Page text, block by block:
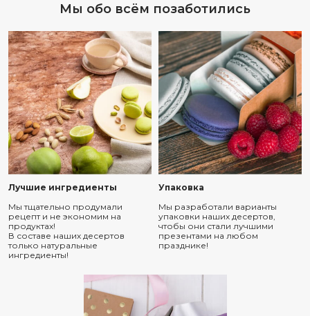
Мы обо всём позаботились
Лучшие ингредиенты
Мы тщательно продумали
рецепт и не экономим на
продуктах!
В составе наших десертов
только натуральные
ингредиенты!
Упаковка
Мы разработали варианты
упаковки наших десертов,
чтобы они стали лучшими
презентами на любом
празднике!